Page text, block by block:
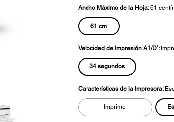
Ancho Máximo de la Hoja:61
61 cm
Velocidad de Impresión A1/D† :
34 segundos
Características de la Impresora:
Imprime